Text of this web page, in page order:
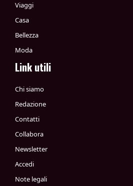
Viaggi
Casa
Bellezza
Moda
Link utili
Chi siamo
Redazione
Contatti
Collabora
Newsletter
Accedi
Note legali